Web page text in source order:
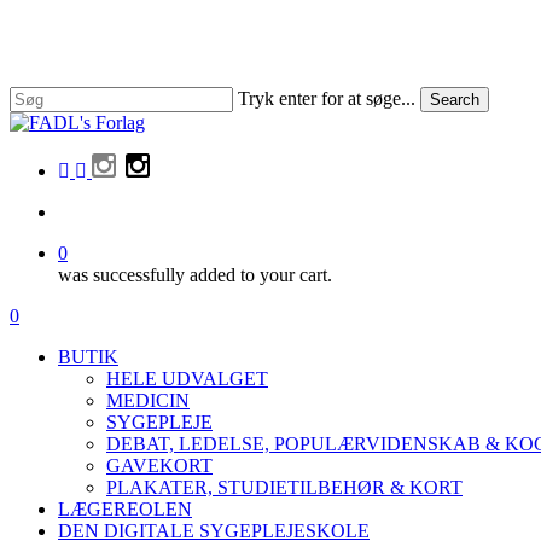
content
Tryk enter for at søge... Search
Close
facebook
linkedin
instagram
0
was successfully added to your cart.
Menu
search
0
BUTIK
HELE UDVALGET
MEDICIN
SYGEPLEJE
DEBAT, LEDELSE, POPULÆRVIDENSKAB &
GAVEKORT
PLAKATER, STUDIETILBEHØR & KORT
LÆGEREOLEN
DEN DIGITALE SYGEPLEJESKOLE